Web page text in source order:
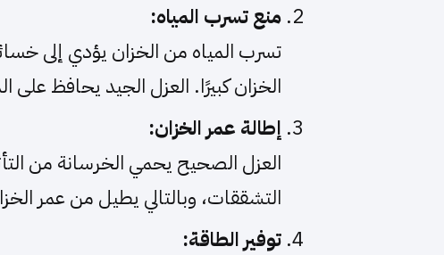
منع تسرب المياه:
تسرب المياه من الخزان يؤدي إلى
الخزان كبيرًا. العزل الجيد يحافظ على
إطالة عمر الخزان:
العزل الصحيح يحمي الخرسانة من
التشققات، وبالتالي يطيل من عمر
توفير الطاقة: